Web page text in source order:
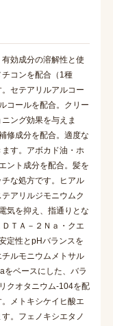
効成分の溶解性と使
コンを配合（1種
セテアリルアルコー
コールを配合。クリー
ング効果を与えま
修成分を配合。適度な
す。アボカド油・ホ
ント成分を配合。髪を
な処方です。ヒアル
アリルジモニウムク
気を抑え、指通りとな
ＴＡ－２Ｎａ・クエ
定性とpHバランスを
ルモニウムメトサル
をベースにした、バラ
クオタニウム-104を配
メトキシケイヒ酸エ
。フェノキシエタノ